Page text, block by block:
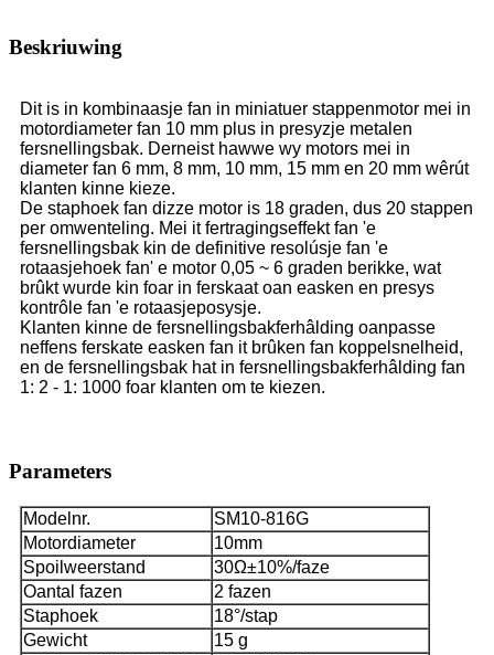
Beskriuwing
Dit is in kombinaasje fan in miniatuer stappenmotor mei in
motordiameter fan 10 mm plus in presyzje metalen
fersnellingsbak. Derneist hawwe wy motors mei in
diameter fan 6 mm, 8 mm, 10 mm, 15 mm en 20 mm wêrút
klanten kinne kieze.
De staphoek fan dizze motor is 18 graden, dus 20 stappen
per omwenteling. Mei it fertragingseffekt fan 'e
fersnellingsbak kin de definitive resolúsje fan 'e
rotaasjehoek fan' e motor 0,05 ~ 6 graden berikke, wat
brûkt wurde kin foar in ferskaat oan easken en presys
kontrôle fan 'e rotaasjeposysje.
Klanten kinne de fersnellingsbakferhâlding oanpasse
neffens ferskate easken fan it brûken fan koppelsnelheid,
en de fersnellingsbak hat in fersnellingsbakferhâlding fan
1: 2 - 1: 1000 foar klanten om te kiezen.
Parameters
Modelnr.
SM10-816G
Motordiameter
10mm
Spoilweerstand
30Ω±10%/faze
Oantal fazen
2 fazen
Staphoek
18°/stap
Gewicht
15 g